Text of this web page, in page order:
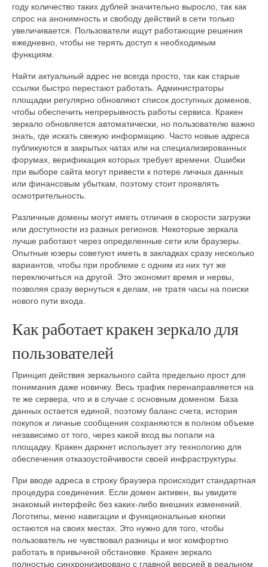
году количество таких дублей значительно выросло, так как
спрос на анонимность и свободу действий в сети только
увеличивается. Пользователи ищут работающие решения
ежедневно, чтобы не терять доступ к необходимым
функциям.
Найти актуальный адрес не всегда просто, так как старые
ссылки быстро перестают работать. Администраторы
площадки регулярно обновляют список доступных доменов,
чтобы обеспечить непрерывность работы сервиса. Кракен
зеркало обновляется автоматически, но пользователю важно
знать, где искать свежую информацию. Часто новые адреса
публикуются в закрытых чатах или на специализированных
форумах, верификация которых требует времени. Ошибки
при выборе сайта могут привести к потере личных данных
или финансовым убыткам, поэтому стоит проявлять
осмотрительность.
Различные домены могут иметь отличия в скорости загрузки
или доступности из разных регионов. Некоторые зеркала
лучше работают через определенные сети или браузеры.
Опытные юзеры советуют иметь в закладках сразу несколько
вариантов, чтобы при проблеме с одним из них тут же
переключиться на другой. Это экономит время и нервы,
позволяя сразу вернуться к делам, не тратя часы на поиски
нового пути входа.
Как работает кракен зеркало для
пользователей
Принцип действия зеркального сайта предельно прост для
понимания даже новичку. Весь трафик перенаправляется на
те же сервера, что и в случае с основным доменом. База
данных остается единой, поэтому баланс счета, история
покупок и личные сообщения сохраняются в полном объеме
независимо от того, через какой вход вы попали на
площадку. Кракен даркнет использует эту технологию для
обеспечения отказоустойчивости своей инфраструктуры.
При вводе адреса в строку браузера происходит стандартная
процедура соединения. Если домен активен, вы увидите
знакомый интерфейс без каких-либо внешних изменений.
Логотипы, меню навигации и функциональные кнопки
остаются на своих местах. Это нужно для того, чтобы
пользователь не чувствовал разницы и мог комфортно
работать в привычной обстановке. Кракен зеркало
полностью синхронизировано с главной версией в реальном